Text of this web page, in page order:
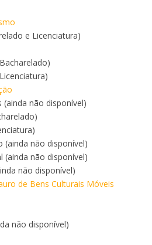
e Licenciatura)
(ainda não disponível)
(ainda não disponível)
(ainda não disponível)
não disponível)
de Bens Culturais Móveis
não disponível)